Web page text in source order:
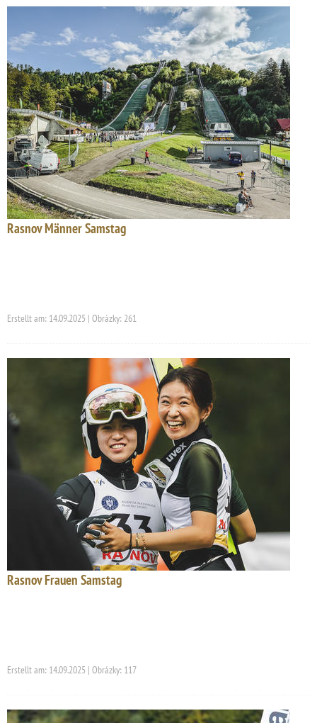
Rasnov Männer Samstag
Erstellt am: 14.09.2025 | Obrázky: 261
Rasnov Frauen Samstag
Erstellt am: 14.09.2025 | Obrázky: 117